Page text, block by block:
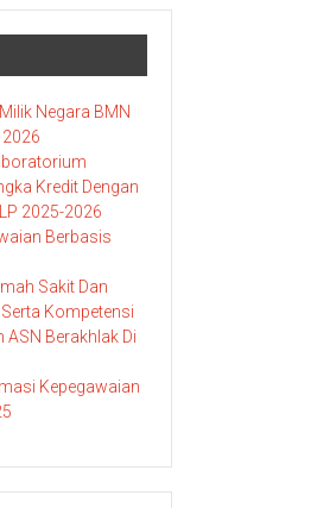
Negara BMN
Kredit Dengan
2025-2026
Berbasis
Sakit Dan
Kompetensi
Berakhlak Di
Kepegawaian